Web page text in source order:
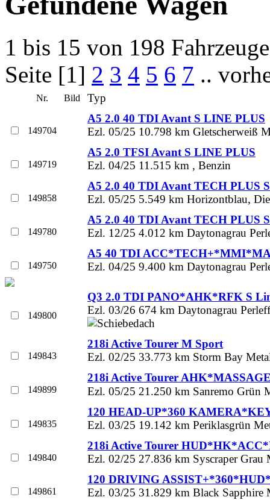
1 bis 15 von 198
Seite [1] 2 3 4 5 6 7 ..
Nr. Bild Typ
149704
A5 2.0 40 TDI Avant S LINE PLUS
Ezl. 05/25 10.798 km Gletscherweiß
149719
A5 2.0 TFSI Avant S LINE PLUS
Ezl. 04/25 11.515 km , Benzin
149858
A5 2.0 40 TDI Avant TECH PLUS
Ezl. 05/25 5.549 km Horizontblau,
149780
A5 2.0 40 TDI Avant TECH PLUS
Ezl. 12/25 4.012 km Daytonagrau
149750
A5 40 TDI
Ezl. 04/25 9.400 km Daytonagrau
149800
Q3 2.0 TDI PANO*AHK*RFK S
Ezl. 03/26 674 km Daytonagrau
149843
218i Active Tourer M Sport
Ezl. 02/25 33.773 km Storm Bay
149899
218i Active Tourer
Ezl. 05/25 21.250 km Sanremo Grün
149835
120 HEAD-UP*360
Ezl. 03/25 19.142 km Periklasgrün
149840
218i Active Tourer
Ezl. 02/25 27.836 km Syscraper Grau
149861
120 DRIVING
Ezl. 03/25 31.829 km Black Sapphire